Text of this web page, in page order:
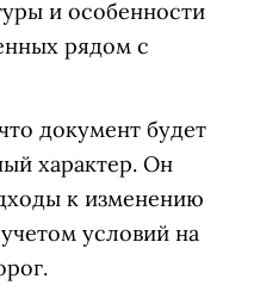
и особенности
рядом с
документ будет
характер. Он
к изменению
условий на